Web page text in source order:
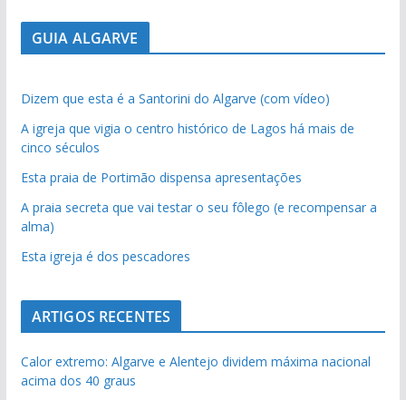
GUIA ALGARVE
Dizem que esta é a Santorini do Algarve (com vídeo)
A igreja que vigia o centro histórico de Lagos há mais de
cinco séculos
Esta praia de Portimão dispensa apresentações
A praia secreta que vai testar o seu fôlego (e recompensar a
alma)
Esta igreja é dos pescadores
ARTIGOS RECENTES
Calor extremo: Algarve e Alentejo dividem máxima nacional
acima dos 40 graus